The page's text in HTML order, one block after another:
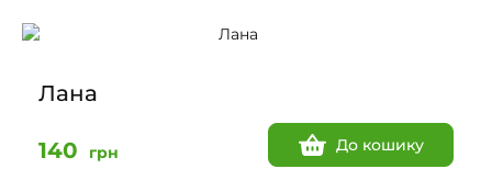
Лана
140 грн До кошику